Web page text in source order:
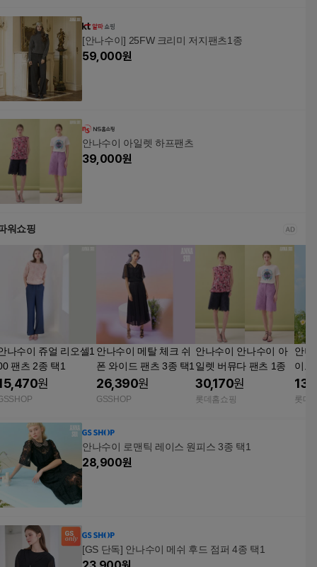
[안나수이] 25FW 크리미 저지팬츠1종
59,000원
안나수이 아일렛 하프팬츠
39,000원
워쇼핑
나수이 쥬얼 리오셀1
팬츠 2종 택1
원
안나수이 메탈 체크 쉬
폰 와이드 팬츠 3종 택1
26,390원
GSSHOP
안나수이 안나수이 아
일렛 버뮤다 팬츠 1종
30,170원
롯데홈쇼핑
안나
이드
롯데
안나수이 로맨틱 레이스 원피스 3종 택1
28,900원
[GS 단독] 안나수이 메쉬 후드 점퍼 4종 택1